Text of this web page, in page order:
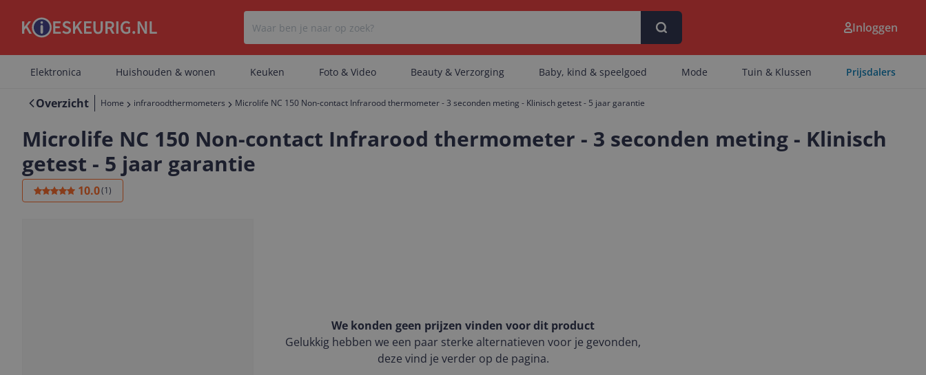
Er zijn geen categorieën gevonden.
Inloggen
Elektronica Huishouden & wonen Keuken Foto & Video Beauty & Verzorging Baby, kind & speelgoed Mode Tuin & Klussen Prijsdalers
Overzicht Home infraroodthermometers Microlife NC 150 Non-contact Infrarood thermometer - 3 seconden meting - Klinisch getest - 5 jaar garantie
Microlife NC 150 Non-contact Infrarood thermometer - 3 seconden meting - Klinisch
getest - 5 jaar garantie
10.0(1)
We konden geen prijzen vinden voor dit product
Gelukkig hebben we een paar sterke alternatieven voor je gevonden,
deze vind je verder op de pagina.